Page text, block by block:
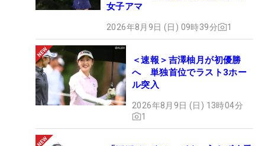
女子アマ
2026年8月9日 (日) 09時39分 1
＜速報＞吉澤柚月が初優勝
へ 単独首位でラスト3ホー
ル突入
2026年8月9日 (日) 13時04分
1